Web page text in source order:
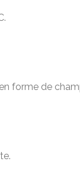
forme de